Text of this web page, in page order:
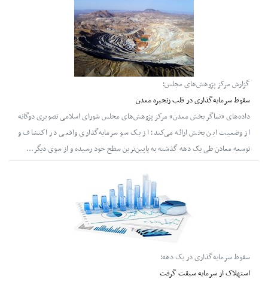
گزارش مرکز پژوهش‌‌‌های مجلس؛
سقوط سرمایه‌گذاری در قلب زنجیره معدن
داده‌های «نماگر بخش معدن» مرکز پژوهش‌های مجلس شورای اسلامی تصویری دوگانه
از وضعیت این بخش ارائه می‌کند؛ از یک سو سرمایه‌گذاری واقعی در اکتشاف و
توسعه معادن طی یک دهه گذشته به پایین‌ترین سطح خود رسیده و از سوی دیگر...
سقوط سرمایه‌گذاری در یک دهه؛
استهلاک از سرمایه سبقت گرفت